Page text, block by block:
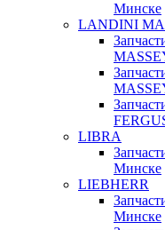
Минске
LANDINI
LIBRA
Минске
LIEBHERR
Минске